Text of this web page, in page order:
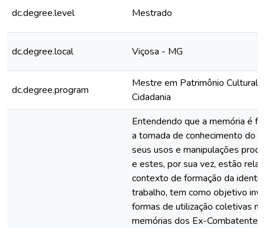
dc.degree.level Mestrado
dc.degree.local Viçosa - MG
dc.degree.program
Mestre em Patrimônio Cultural,
Cidadania
Entendendo que a memória é
a tomada de conhecimento do
seus usos e manipulações
e estes, por sua vez, estão
contexto de formação da
trabalho, tem como objetivo
formas de utilização coletivas
memórias dos Ex-Combatentes